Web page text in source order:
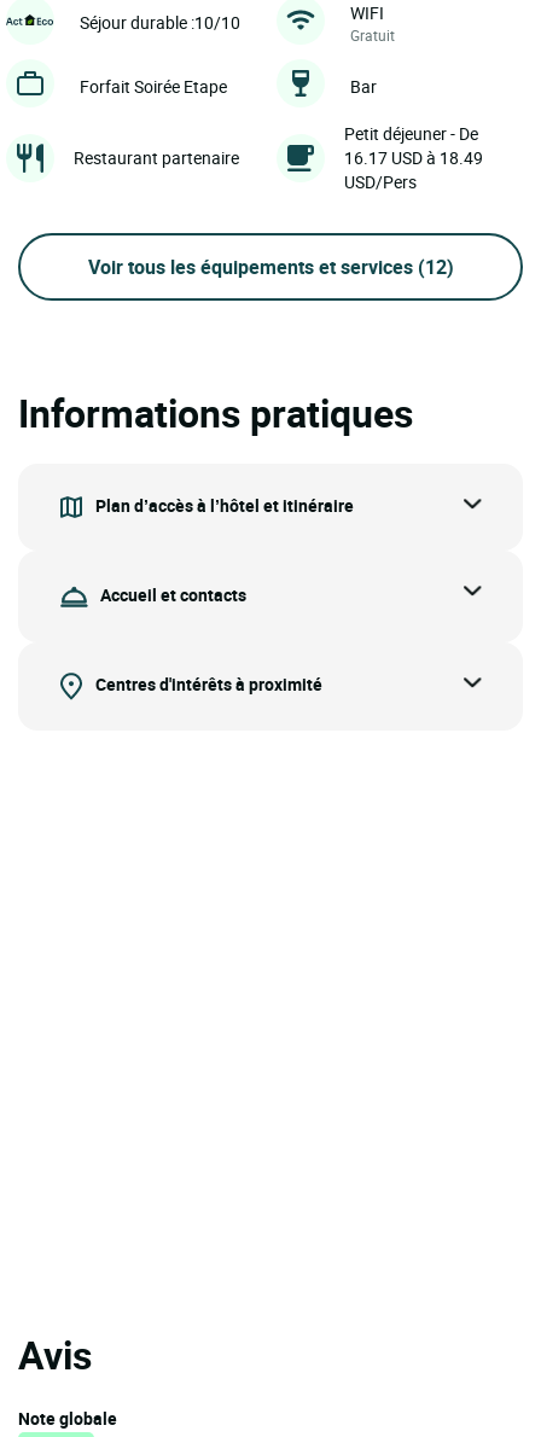
Séjour durable :10/10 WIFI
Gratuit
Forfait Soirée Etape Bar
Restaurant partenaire
Petit déjeuner - De
16.17 USD à 18.49
USD/Pers
Voir tous les équipements et services (12)
Informations pratiques
Plan d’accès à l’hôtel et itinéraire
Accueil et contacts
Centres d'intérêts à proximité
Avis
Note globale